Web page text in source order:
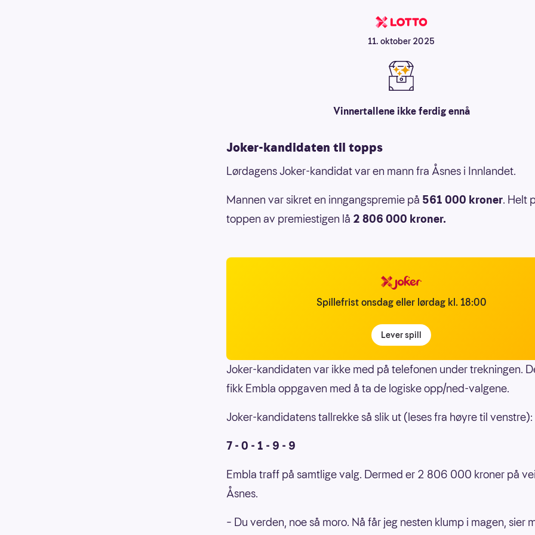
11. oktober 2025
Vinnertallene ikke ferdig ennå
Joker-kandidaten til topps
Lørdagens Joker-kandidat var en mann fra Åsnes i Innlandet.
Mannen var sikret en inngangspremie på 561 000 kroner. Helt
toppen av premiestigen lå 2 806 000 kroner.
Spillefrist onsdag eller lørdag kl. 18:00
Lever spill
Joker-kandidaten var ikke med på telefonen under trekningen.
fikk Embla oppgaven med å ta de logiske opp/ned-valgene.
Joker-kandidatens tallrekke så slik ut (leses fra høyre til venstre):
7 - 0 - 1 - 9 - 9
Embla traff på samtlige valg. Dermed er 2 806 000 kroner på
Åsnes.
– Du verden, noe så moro. Nå får jeg nesten klump i magen, sier